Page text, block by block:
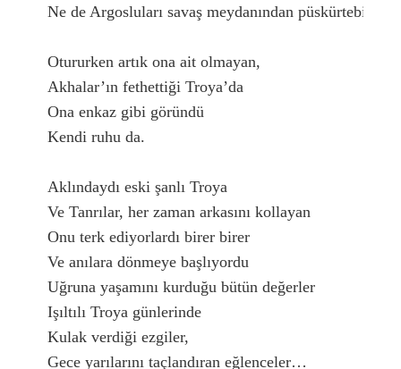
Ne de Argosluları savaş meydanından
Otururken artık ona ait olmayan,
Akhalar’ın fethettiği Troya’da
Ona enkaz gibi göründü
Kendi ruhu da.
Aklındaydı eski şanlı Troya
Ve Tanrılar, her zaman arkasını kollayan
Onu terk ediyorlardı birer birer
Ve anılara dönmeye başlıyordu
Uğruna yaşamını kurduğu bütün değerler
Işıltılı Troya günlerinde
Kulak verdiği ezgiler,
Gece yarılarını taçlandıran eğlenceler…